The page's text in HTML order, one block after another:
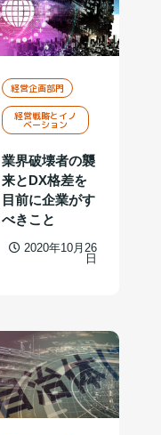
経営企画部門
経営戦略とイノ
ベーション
業界破壊者の襲
来とDX格差を
目前に企業がす
べきこと
2020年10月26
日